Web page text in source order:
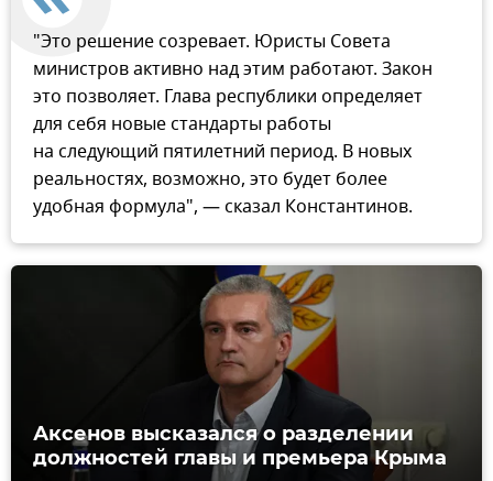
"Это решение созревает. Юристы Совета
министров активно над этим работают. Закон
это позволяет. Глава республики определяет
для себя новые стандарты работы
на следующий пятилетний период. В новых
реальностях, возможно, это будет более
удобная формула", — сказал Константинов.
Аксенов высказался о разделении
должностей главы и премьера Крыма